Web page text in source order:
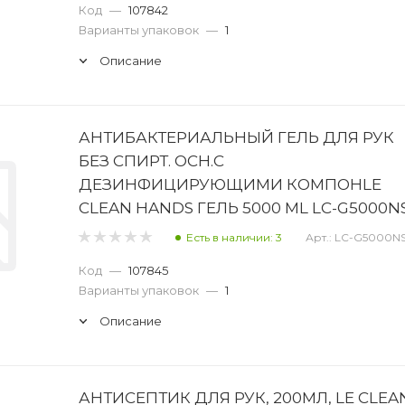
Код — 107842
Варианты упаковок — 1
Описание
АНТИБАКТЕРИАЛЬНЫЙ ГЕЛЬ ДЛЯ РУК
БЕЗ СПИРТ. ОСН.С
ДЕЗИНФИЦИРУЮЩИМИ КОМПОНLE
CLEAN HANDS ГЕЛЬ 5000 ML LC-
Есть в наличии: 3 Арт.: LC-
Код — 107845
Варианты упаковок — 1
Описание
АНТИСЕПТИК ДЛЯ РУК, 200МЛ, LE